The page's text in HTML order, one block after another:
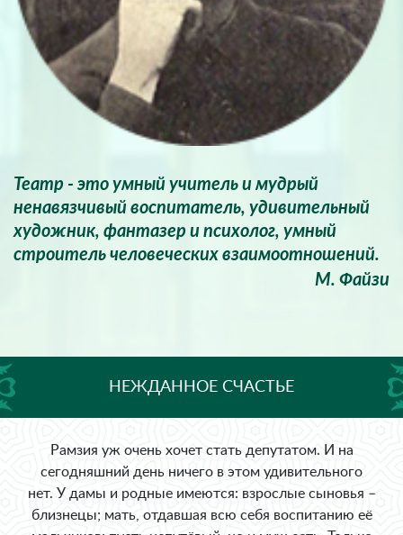
Театр - это умный учитель и мудрый
ненавязчивый воспитатель, удивительный
художник, фантазер и психолог, умный
строитель человеческих взаимоотношений.
М. Файзи
НЕЖДАННОЕ СЧАСТЬЕ
Рамзия уж очень хочет стать депутатом. И на
сегодняшний день ничего в этом удивительного
нет. У дамы и родные имеются: взрослые сыновья –
близнецы; мать, отдавшая всю себя воспитанию её